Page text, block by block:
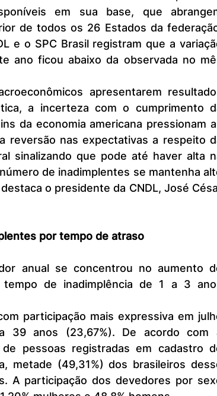
de todos os 26 Estados da
e o SPC Brasil registram que a
ano ficou abaixo da observada no
a incerteza com o cumprimento
da economia americana pressionam
reversão nas expectativas a respeito
sinalizando que pode até haver alta
de inadimplentes se mantenha
o presidente da CNDL, José
por tempo de atraso
de inadimplência de 1 a 3
anos (23,67%). De acordo com
pessoas registradas em cadastro
metade (49,31%) dos brasileiros
A participação dos devedores por